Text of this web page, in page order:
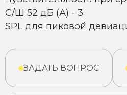
С/Ш 52 дБ (А) - 3
SPL для пиковой
ЗАДАТЬ ВОПРОС